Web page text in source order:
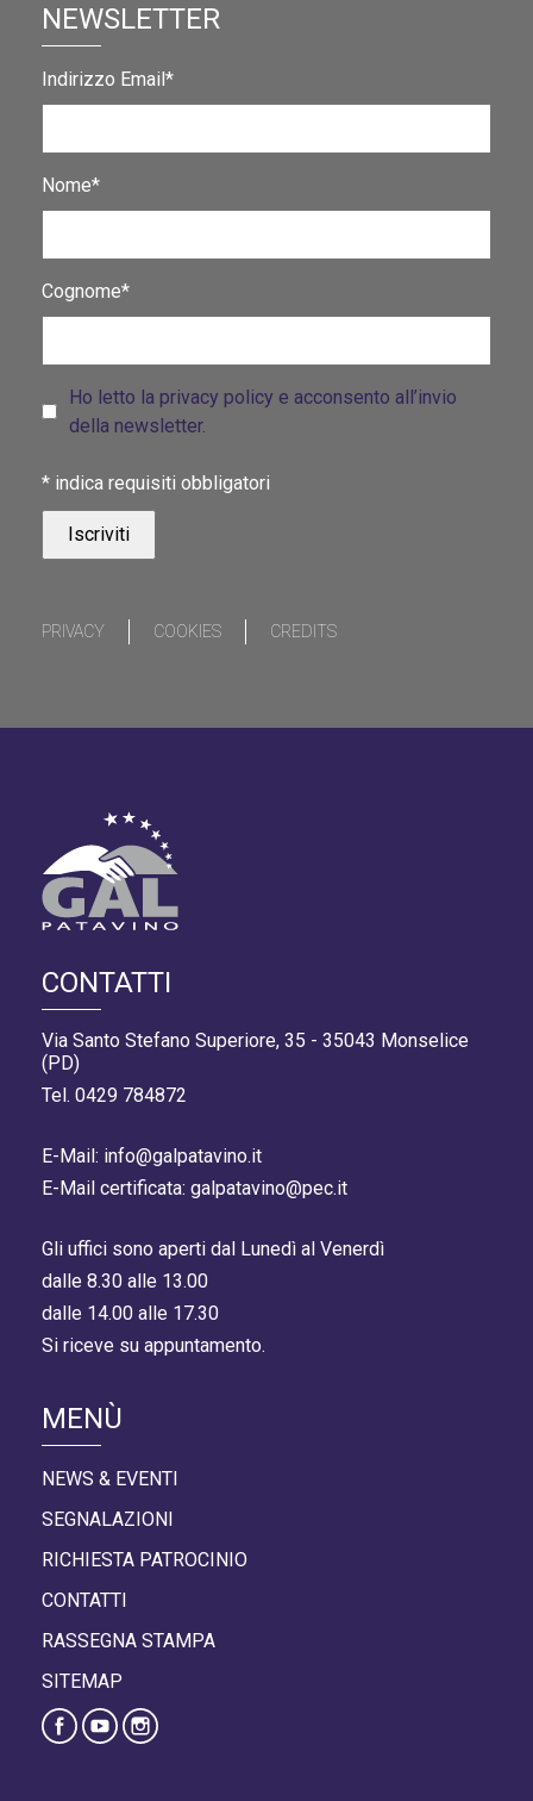
CONTATTI
Via Santo Stefano Superiore, 35 - 35043 Monselice
(PD)
Tel. 0429 784872
E-Mail: info@galpatavino.it
E-Mail certificata: galpatavino@pec.it
Gli uffici sono aperti dal Lunedì al Venerdì
dalle 8.30 alle 13.00
dalle 14.00 alle 17.30
Si riceve su appuntamento.
MENÙ
NEWS & EVENTI
SEGNALAZIONI
RICHIESTA PATROCINIO
CONTATTI
RASSEGNA STAMPA
SITEMAP
NEWSLETTER
Indirizzo Email*
Nome*
Cognome*
Ho letto la privacy policy e acconsento all’invio
della newsletter.
* indica requisiti obbligatori
PRIVACY COOKIES CREDITS